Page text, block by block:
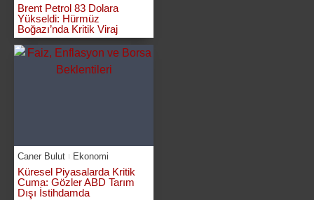
Brent Petrol 83 Dolara
Yükseldi: Hürmüz
Boğazı’nda Kritik Viraj
Caner Bulut Ekonomi
Küresel Piyasalarda Kritik
Cuma: Gözler ABD Tarım
Dışı İstihdamda